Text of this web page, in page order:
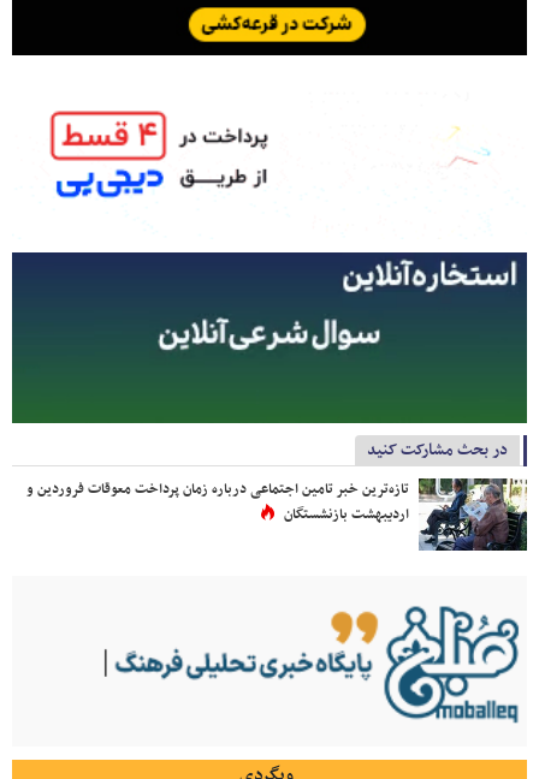
در بحث مشارکت کنید
تازه‌ترین خبر تامین اجتماعی درباره زمان پرداخت معوقات فروردین و
اردیبهشت بازنشستگان